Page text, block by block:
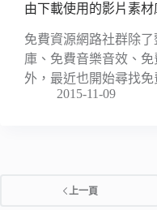
由下載使用的影片素材
免費資源網路社群除
庫、免費音樂音效、
外，最近也開始尋找
2015-11-09
上一頁